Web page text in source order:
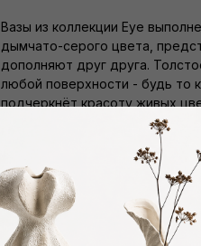
Вазы из коллекции Eye
дымчато-серого цвета,
дополняют друг друга.
любой поверхности - будь то
подчеркнёт красоту живых
вазу универсальным
В коллекции представлены
Ваза Eye A
Ваза Eye BF1072
Вазы Eye производятся